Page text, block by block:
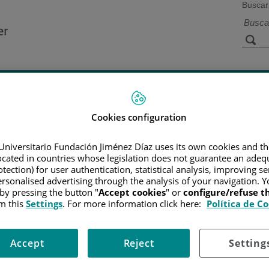
Buscar
Instalaciones y
Inicio
Fundación Jiménez Díaz
Cookies configuration
Fundación Jiménez Díaz uses its own cookies and
in countries whose legislation does not guarantee an
for user authentication, statistical analysis, improving
advertising through the analysis of your navigation.
pressing the button "Accept cookies" or configure/refuse
thisSettings. For more information click here: Política de
Reject
Accept